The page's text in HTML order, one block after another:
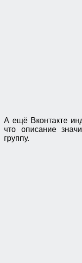
А ещё Вконтакте
что описание
группу.